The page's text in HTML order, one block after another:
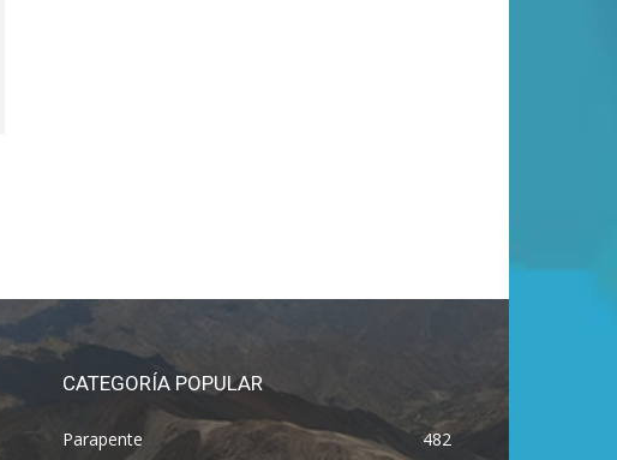
CATEGORÍA POPULAR
Parapente 482